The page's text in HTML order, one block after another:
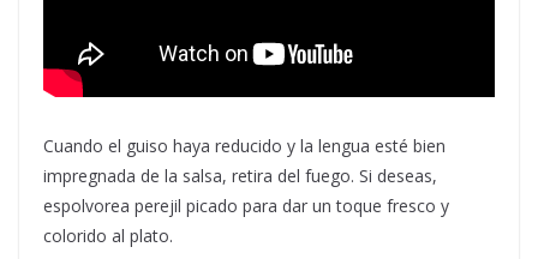
Cuando el guiso haya reducido y la lengua esté bien
impregnada de la salsa, retira del fuego. Si deseas,
espolvorea perejil picado para dar un toque fresco y
colorido al plato.